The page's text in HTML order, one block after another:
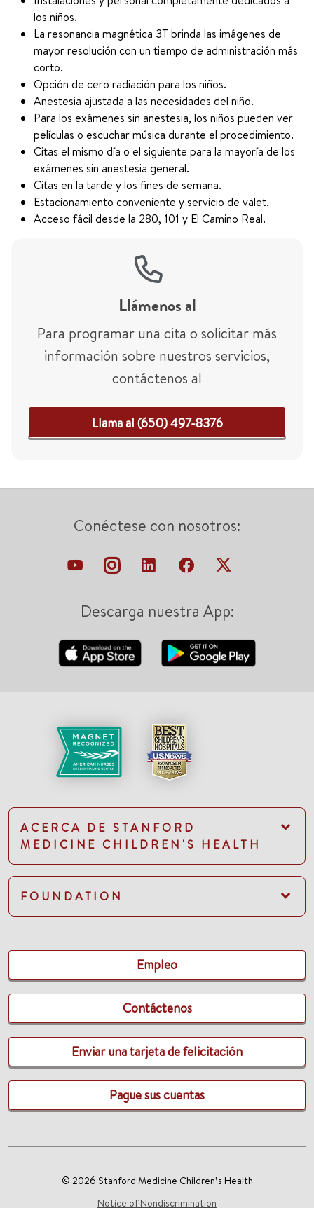
los niños.
La resonancia magnética 3T brinda las imágenes de
mayor resolución con un tiempo de administración más
corto.
Opción de cero radiación para los niños.
Anestesia ajustada a las necesidades del niño.
Para los exámenes sin anestesia, los niños pueden ver
películas o escuchar música durante el procedimiento.
Citas el mismo día o el siguiente para la mayoría de los
exámenes sin anestesia general.
Citas en la tarde y los fines de semana.
Estacionamiento conveniente y servicio de valet.
Acceso fácil desde la 280, 101 y El Camino Real.
Llámenos al
Para programar una cita o solicitar más
información sobre nuestros servicios,
contáctenos al
Llama al (650) 497-8376
Conéctese con nosotros:
Descarga nuestra App:
ACERCA DE STANFORD
MEDICINE CHILDREN'S HEALTH
FOUNDATION
Empleo
Contáctenos
Enviar una tarjeta de felicitación
Pague sus cuentas
© 2026 Stanford Medicine Children’s Health
Notice of Nondiscrimination